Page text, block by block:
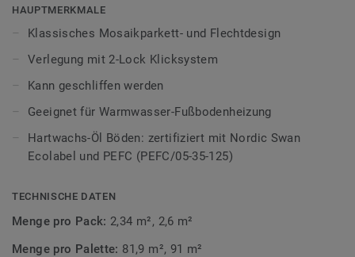
stilvoll – ein Boden mit Charakter und Stilbewusstsein.
Durch die sorgfältige Bürstung sowie die Behandlung mit
Hartwachs-Öl oder Lack kommen die natürliche Maserung
und Struktur jeder Diele besonders gut zur Geltung.
Erfahren Sie mehr über Tarkett Holzböden.
HAUPTMERKMALE
Klassisches Mosaikparkett- und Flechtdesign
Verlegung mit 2-Lock Klicksystem
Kann geschliffen werden
Geeignet für Warmwasser-Fußbodenheizung
Hartwachs-Öl Böden: zertifiziert mit Nordic Swan
Ecolabel und PEFC (PEFC/05-35-125)
TECHNISCHE DATEN
Menge pro Pack: 2,34 m², 2,6 m²
Menge pro Palette: 81,9 m², 91 m²